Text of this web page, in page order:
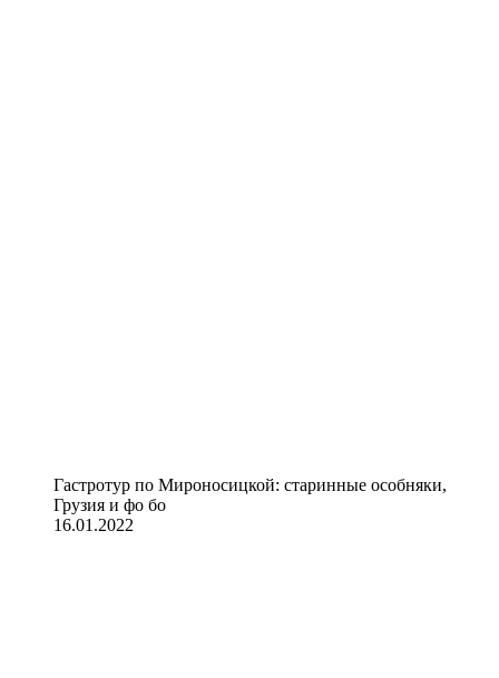
Гастротур по Мироносицкой: старинные особняки,
Грузия и фо бо
16.01.2022